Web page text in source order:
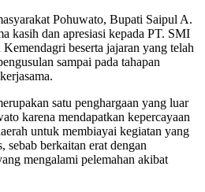
Pohuwato, Bupati Saipul A.
kasih dan apresiasi kepada PT. SMI
beserta jajaran yang telah
sampai pada tahapan
satu penghargaan yang luar
karena mendapatkan kepercayaan
untuk membiayai kegiatan yang
sebab berkaitan erat dengan
mengalami pelemahan akibat